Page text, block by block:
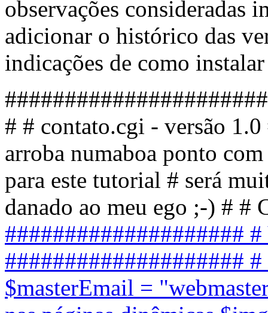
observações consideradas
adicionar o histórico das
indicações de como
# # contato.cgi - versão
arroba numaboa ponto
para este tutorial # será
danado ao meu ego ;-) # #
####################
#################### #
$masterEmail =